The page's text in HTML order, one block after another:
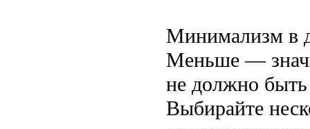
Минимализм в
Меньше —
не должно
Выбирайте